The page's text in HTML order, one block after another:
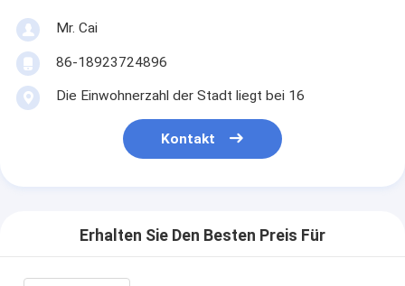
Mr. Cai
86-18923724896
Die Einwohnerzahl der Stadt liegt bei 16
Kontakt
Erhalten Sie Den Besten Preis Für